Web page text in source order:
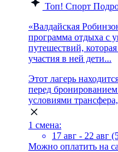
Топ! Спорт
«Валдайская
программа отдыха с
путешествий,
участия в ней дети...
Этот лагерь
перед
условиями
1 смена:
17 авг - 22 авг
Можно оплатить на